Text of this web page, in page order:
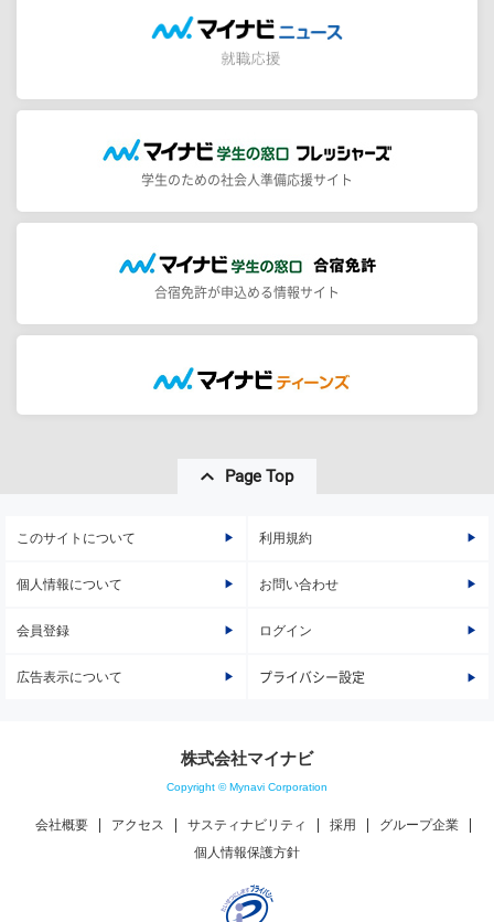
学生のための社会人準備応援サイト
合宿免許が申込める情報サイト
Page Top
このサイトについて 利用規約
個人情報について お問い合わせ
会員登録 ログイン
広告表示について プライバシー設定
株式会社マイナビ
Copyright © Mynavi Corporation
会社概要 アクセス サスティナビリティ 採用
グループ企業
個人情報保護方針